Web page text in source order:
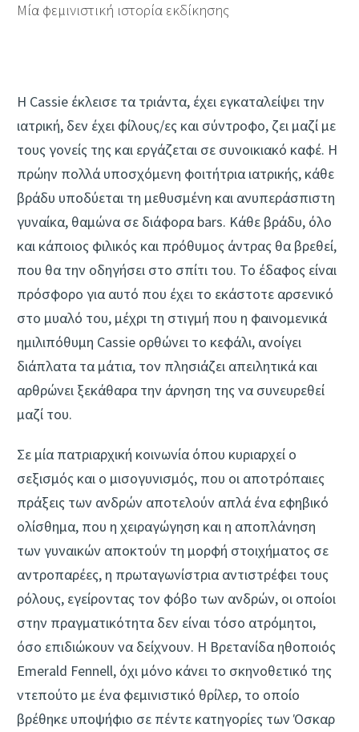
Μία φεμινιστική ιστορία εκδίκησης
Η Cassie έκλεισε τα τριάντα, έχει εγκαταλείψει την
ιατρική, δεν έχει φίλους/ες και σύντροφο, ζει μαζί με
τους γονείς της και εργάζεται σε συνοικιακό καφέ. Η
πρώην πολλά υποσχόμενη φοιτήτρια ιατρικής, κάθε
βράδυ υποδύεται τη μεθυσμένη και ανυπεράσπιστη
γυναίκα, θαμώνα σε διάφορα bars. Κάθε βράδυ, όλο
και κάποιος φιλικός και πρόθυμος άντρας θα βρεθεί,
που θα την οδηγήσει στο σπίτι του. Το έδαφος είναι
πρόσφορο για αυτό που έχει το εκάστοτε αρσενικό
στο μυαλό του, μέχρι τη στιγμή που η φαινομενικά
ημιλιπόθυμη Cassie ορθώνει το κεφάλι, ανοίγει
διάπλατα τα μάτια, τον πλησιάζει απειλητικά και
αρθρώνει ξεκάθαρα την άρνηση της να συνευρεθεί
μαζί του.
Σε μία πατριαρχική κοινωνία όπου κυριαρχεί ο
σεξισμός και ο μισογυνισμός, που οι αποτρόπαιες
πράξεις των ανδρών αποτελούν απλά ένα εφηβικό
ολίσθημα, που η χειραγώγηση και η αποπλάνηση
των γυναικών αποκτούν τη μορφή στοιχήματος σε
αντροπαρέες, η πρωταγωνίστρια αντιστρέφει τους
ρόλους, εγείροντας τον φόβο των ανδρών, οι οποίοι
στην πραγματικότητα δεν είναι τόσο ατρόμητοι,
όσο επιδιώκουν να δείχνουν. Η Βρετανίδα ηθοποιός
Emerald Fennell, όχι μόνο κάνει το σκηνοθετικό της
ντεπούτο με ένα φεμινιστικό θρίλερ, το οποίο
βρέθηκε υποψήφιο σε πέντε κατηγορίες των Όσκαρ